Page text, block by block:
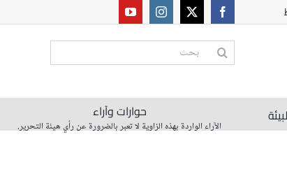
البحث
حوارات وآراء
الآراء الواردة بهذه الزاوية لا تعبر بالضرورة عن رأي هيئة التحرير.